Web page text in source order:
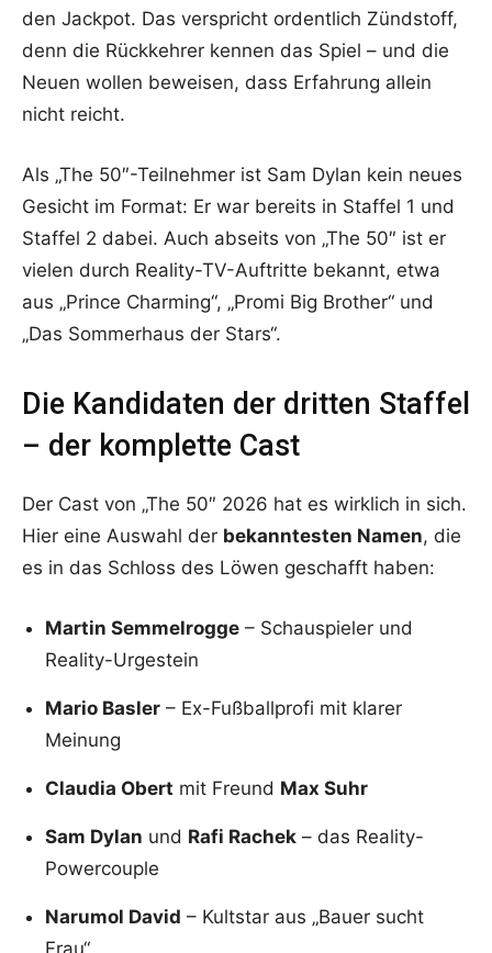
den Jackpot. Das verspricht ordentlich Zündstoff,
denn die Rückkehrer kennen das Spiel – und die
Neuen wollen beweisen, dass Erfahrung allein
nicht reicht.
Als „The 50″-Teilnehmer ist Sam Dylan kein neues
Gesicht im Format: Er war bereits in Staffel 1 und
Staffel 2 dabei. Auch abseits von „The 50″ ist er
vielen durch Reality-TV-Auftritte bekannt, etwa
aus „Prince Charming“, „Promi Big Brother“ und
„Das Sommerhaus der Stars“.
Die Kandidaten der dritten Staffel
– der komplette Cast
Der Cast von „The 50″ 2026 hat es wirklich in sich.
Hier eine Auswahl der bekanntesten Namen, die
es in das Schloss des Löwen geschafft haben:
Martin Semmelrogge – Schauspieler und
Reality-Urgestein
Mario Basler – Ex-Fußballprofi mit klarer
Meinung
Claudia Obert mit Freund Max Suhr
Sam Dylan und Rafi Rachek – das Reality-
Powercouple
Narumol David – Kultstar aus „Bauer sucht